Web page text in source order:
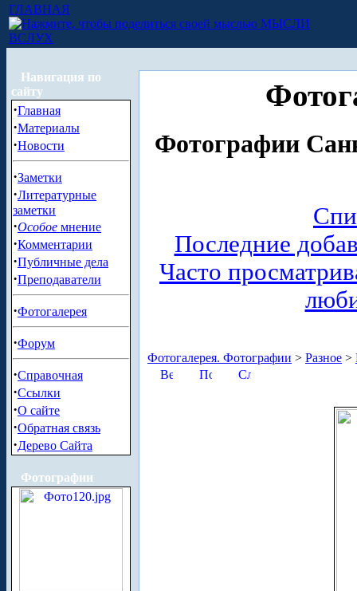
ГЛАВНАЯ
МЫСЛИ
ВСЛУХ
Навигация по
сайту
·Главная
·Материалы
·Новости
·Заметки
·Литературные
заметки
·Особое мнение
·Комментарии
·Публичные дела
·Преподаватели
·Фотогалерея
·Форум
·Справочная
·Ссылки
·О сайте
·Обратная связь
·Дерево Сайта
Фотографии
Фотографии
Последние
Часто
Фотогалерея. Фотографии > Разное >